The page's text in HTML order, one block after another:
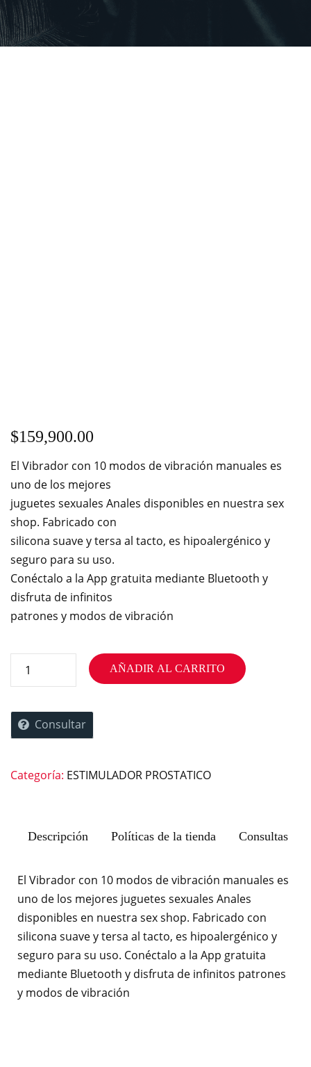
$159,900.00
El Vibrador con 10 modos de vibración manuales es
uno de los mejores
juguetes sexuales Anales disponibles en nuestra sex
shop. Fabricado con
silicona suave y tersa al tacto, es hipoalergénico y
seguro para su uso.
Conéctalo a la App gratuita mediante Bluetooth y
disfruta de infinitos
patrones y modos de vibración
AÑADIR AL CARRITO
Consultar
Categoría: ESTIMULADOR PROSTATICO
Descripción Políticas de la tienda Consultas
El Vibrador con 10 modos de vibración manuales es
uno de los mejores juguetes sexuales Anales
disponibles en nuestra sex shop. Fabricado con
silicona suave y tersa al tacto, es hipoalergénico y
seguro para su uso. Conéctalo a la App gratuita
mediante Bluetooth y disfruta de infinitos patrones
y modos de vibración